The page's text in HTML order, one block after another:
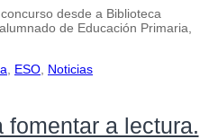
desde a Biblioteca
de Educación Primaria,
ESO Noticias
fomentar a lectura.